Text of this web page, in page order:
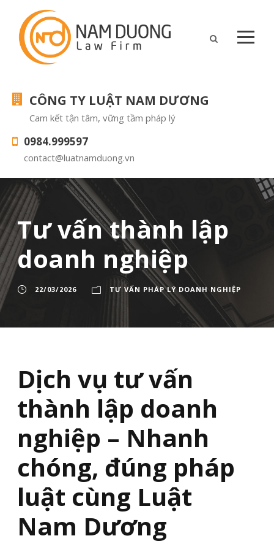
CÔNG TY LUẬT NAM DƯƠNG
Cam kết tận tâm, vững tầm pháp lý
0984.999597
contact@luatnamduong.vn
Tư vấn thành lập
doanh nghiệp
22/03/2026 TƯ VẤN PHÁP LÝ DOANH NGHIỆP
Dịch vụ tư vấn
thành lập doanh
nghiệp – Nhanh
chóng, đúng pháp
luật cùng Luật
Nam Dương